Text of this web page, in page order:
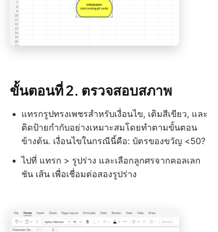
ขั้นตอนที่ 2. ตรวจสอบสภาพ
แทรกรูปทรงเพชรสำหรับเงื่อนไข, เติมสีเขียว, และ
ติดป้ายกำกับอย่างเหมาะสมโดยทำตามขั้นตอน
ข้างต้น. เงื่อนไขในกรณีนี้คือ: บัตรของขวัญ <50?
ไปที่ แทรก > รูปร่าง และเลือกลูกศรจากคอลเลก
ชัน เส้น เพื่อเชื่อมต่อสองรูปร่าง